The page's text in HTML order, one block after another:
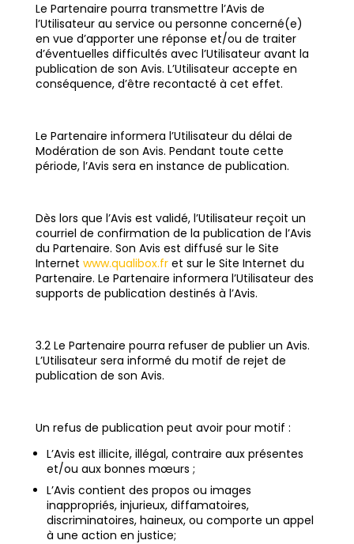
Le Partenaire pourra transmettre l’Avis de
l’Utilisateur au service ou personne concerné(e)
en vue d’apporter une réponse et/ou de traiter
d’éventuelles difficultés avec l’Utilisateur avant la
publication de son Avis. L’Utilisateur accepte en
conséquence, d’être recontacté à cet effet.
Le Partenaire informera l’Utilisateur du délai de
Modération de son Avis. Pendant toute cette
période, l’Avis sera en instance de publication.
Dès lors que l’Avis est validé, l’Utilisateur reçoit un
courriel de confirmation de la publication de l’Avis
du Partenaire. Son Avis est diffusé sur le Site
Internet www.qualibox.fret sur le Site Internet du
Partenaire. Le Partenaire informera l’Utilisateur des
supports de publication destinés à l’Avis.
3.2 Le Partenaire pourra refuser de publier un Avis.
L’Utilisateur sera informé du motif de rejet de
publication de son Avis.
Un refus de publication peut avoir pour motif :
L’Avis est illicite, illégal, contraire aux présentes
et/ou aux bonnes mœurs ;
L’Avis contient des propos ou images
inappropriés, injurieux, diffamatoires,
discriminatoires, haineux, ou comporte un appel
à une action en justice;